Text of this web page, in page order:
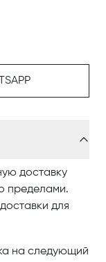
форм!
в
этой
доставку
пределами.
для
на следующий